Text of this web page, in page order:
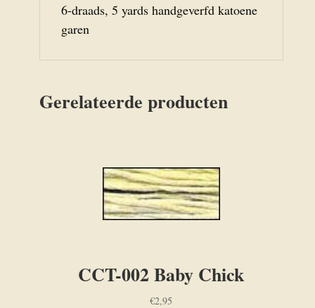
6-draads, 5 yards handgeverfd katoene
garen
Gerelateerde producten
CCT-002 Baby Chick
€2,95